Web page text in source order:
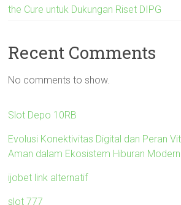
the Cure untuk Dukungan Riset DIPG
Recent Comments
No comments to show.
Slot Depo 10RB
Evolusi Konektivitas Digital dan Peran
Aman dalam Ekosistem Hiburan Modern
ijobet link alternatif
slot 777